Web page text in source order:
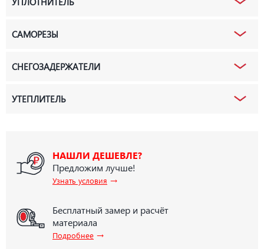
САМОРЕЗЫ
СНЕГОЗАДЕРЖАТЕЛИ
УТЕПЛИТЕЛЬ
НАШЛИ ДЕШЕВЛЕ?
Предложим лучше!
Узнать условия →
Бесплатный замер и расчёт
материала
Подробнее →